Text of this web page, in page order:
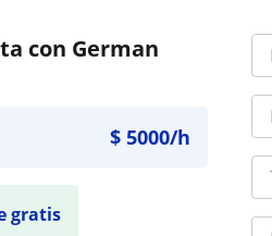
con German
$5000/h
gratis